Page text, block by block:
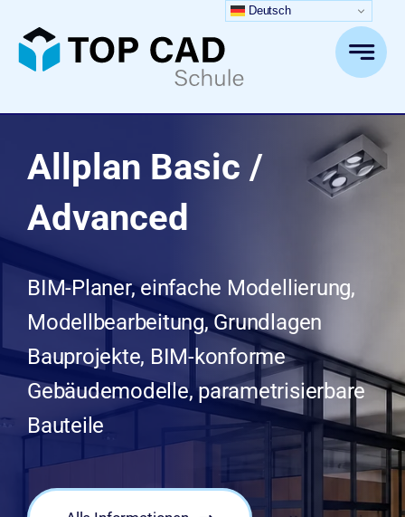
Inhalt
springen
Allplan Basic /
Advanced
BIM-Planer, einfache Modellierung,
Modellbearbeitung, Grundlagen
Bauprojekte, BIM-konforme
Gebäudemodelle, parametrisierbare
Bauteile
Deutsch